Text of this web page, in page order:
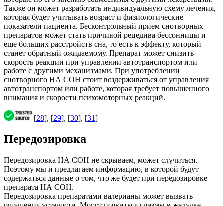
Также он может разработать индивидуальную схему лечения,
которая будет учитывать возраст и физиологические
показатели пациента. Бесконтрольный прием снотворных
препаратов может стать причиной рецедива бессонницы и
еще больших расстройств сна, то есть к эффекту, который
станет обратный ожидаемому. Препарат может снизить
скорость реакции при управлении автотранспортом или
работе с другими механизмами. При употреблении
снотворного НА СОН стоит воздерживаться от управления
автотранспортом или работе, которая требует повышенного
внимания и скорости психомоторных реакций.
[28], [29], [30], [31]
Передозировка
Передозировка НА СОН не скрываем, может случиться.
Поэтому мы и предлагаем информацию, в которой будут
содержаться данные о том, что же будет при передозировке
препарата НА СОН.
Передозировка препаратами валерианы может вызвать